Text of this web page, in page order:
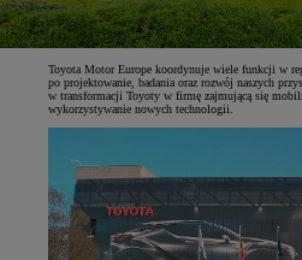
Toyota Motor Europe koordynuje wiele funkcji w
po projektowanie, badania oraz rozwój naszych
w transformacji Toyoty w firmę zajmującą się
wykorzystywanie nowych technologii.